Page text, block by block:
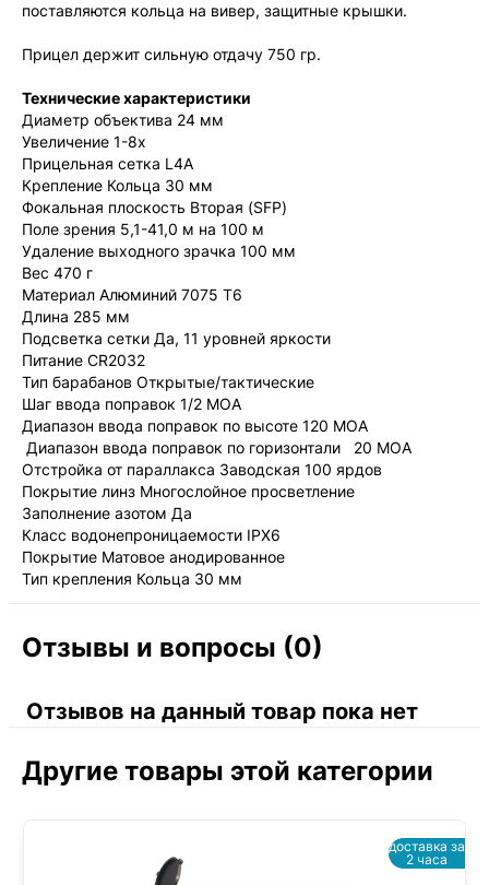
поставляются кольца на вивер, защитные крышки.
Прицел держит сильную отдачу 750 гр.
Технические характеристики
Диаметр объектива 24 мм
Увеличение 1-8x
Прицельная сетка L4A
Крепление Кольца 30 мм
Фокальная плоскость Вторая (SFP)
Поле зрения 5,1-41,0 м на 100 м
Удаление выходного зрачка 100 мм
Вес 470 г
Материал Алюминий 7075 T6
Длина 285 мм
Подсветка сетки Да, 11 уровней яркости
Питание CR2032
Тип барабанов Открытые/тактические
Шаг ввода поправок 1/2 MOA
Диапазон ввода поправок по высоте 120 MOA
Диапазон ввода поправок по горизонтали 20 MOA
Отстройка от параллакса Заводская 100 ярдов
Покрытие линз Многослойное просветление
Заполнение азотом Да
Класс водонепроницаемости IPX6
Покрытие Матовое анодированное
Тип крепления Кольца 30 мм
Отзывы и вопросы (0)
Отзывов на данный товар пока нет
Другие товары этой категории
доставка за
2 часа